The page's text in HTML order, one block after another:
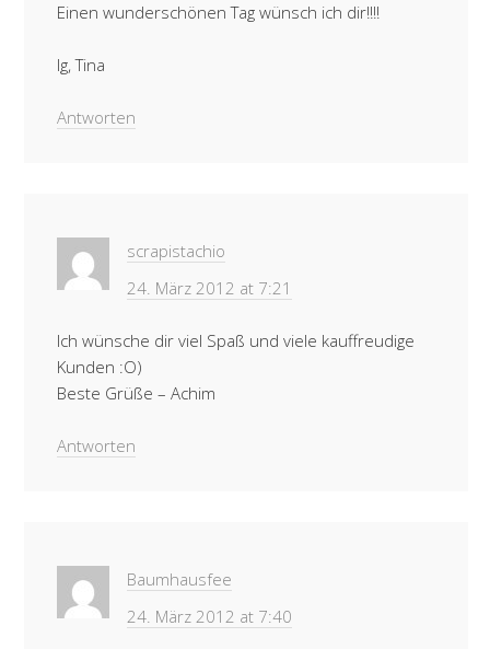
Einen wunderschönen Tag wünsch ich dir!!!!
lg, Tina
Antworten
scrapistachio
24. März 2012 at 7:21
Ich wünsche dir viel Spaß und viele kauffreudige
Kunden :O)
Beste Grüße – Achim
Antworten
Baumhausfee
24. März 2012 at 7:40